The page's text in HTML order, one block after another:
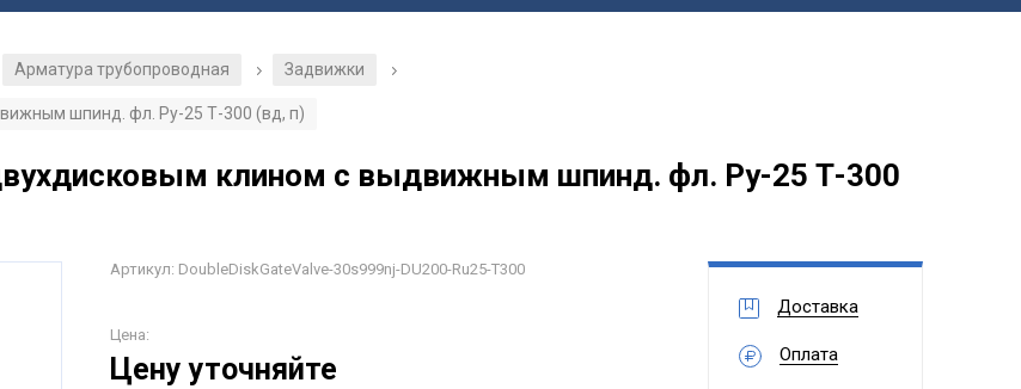
Арматура трубопроводная / Задвижки
/
шпинд. фл. Ру-25 Т-300 (вд, п)
клином с выдвижным шпинд. фл. Ру-25 Т-300
Артикул: DoubleDiskGateValve-30s999nj-DU200-Ru25-T300
Цена:
Цену уточняйте
Доставка
Оплата